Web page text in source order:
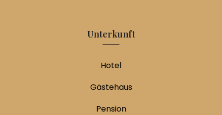
Unterkunft
Hotel
Gästehaus
Pension